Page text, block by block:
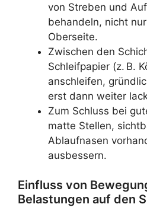
von Streben und
behandeln, nicht
Oberseite.
Zwischen den
Schleifpapier (z. B.
anschleifen,
erst dann weiter
Zum Schluss bei
matte Stellen,
Ablaufnasen
ausbessern.
Einfluss von
Belastungen auf den